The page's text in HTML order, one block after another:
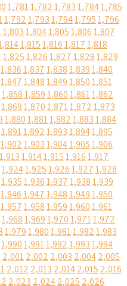
1,7811,7821,7831,7841,785
1,7921,7931,7941,7951,796
1,8031,8041,8051,8061,807
1,8151,8161,8171,818
1,8251,8261,8271,8281,829
1,8361,8371,8381,8391,840
1,8471,8481,8491,8501,851
1,8581,8591,8601,8611,862
1,8691,8701,8711,8721,873
1,8801,8811,8821,8831,884
1,8911,8921,8931,8941,895
1,9021,9031,9041,9051,906
1,9131,9141,9151,9161,917
1,9241,9251,9261,9271,928
1,9351,9361,9371,9381,939
1,9461,9471,9481,9491,950
1,9571,9581,9591,9601,961
1,9681,9691,9701,9711,972
1,9791,9801,9811,9821,983
1,9901,9911,9921,9931,994
2,0012,002 2,003 2,0042,005
2,012 2,013 2,0142,015 2,016
2,023 2,0242,025 2,026